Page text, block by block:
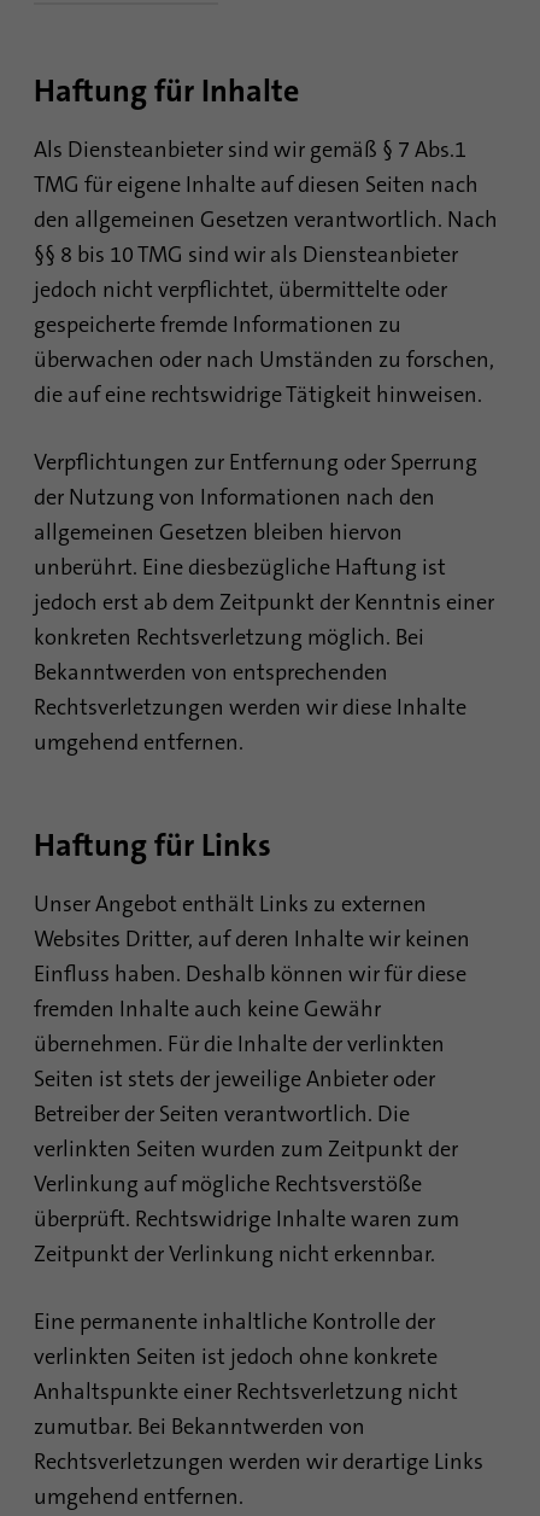
Haftung für Inhalte
Als Diensteanbieter sind wir gemäß § 7 Abs.1
TMG für eigene Inhalte auf diesen Seiten nach
den allgemeinen Gesetzen verantwortlich. Nach
§§ 8 bis 10 TMG sind wir als Diensteanbieter
jedoch nicht verpflichtet, übermittelte oder
gespeicherte fremde Informationen zu
überwachen oder nach Umständen zu forschen,
die auf eine rechtswidrige Tätigkeit hinweisen.
Verpflichtungen zur Entfernung oder Sperrung
der Nutzung von Informationen nach den
allgemeinen Gesetzen bleiben hiervon
unberührt. Eine diesbezügliche Haftung ist
jedoch erst ab dem Zeitpunkt der Kenntnis einer
konkreten Rechtsverletzung möglich. Bei
Bekanntwerden von entsprechenden
Rechtsverletzungen werden wir diese Inhalte
umgehend entfernen.
Haftung für Links
Unser Angebot enthält Links zu externen
Websites Dritter, auf deren Inhalte wir keinen
Einfluss haben. Deshalb können wir für diese
fremden Inhalte auch keine Gewähr
übernehmen. Für die Inhalte der verlinkten
Seiten ist stets der jeweilige Anbieter oder
Betreiber der Seiten verantwortlich. Die
verlinkten Seiten wurden zum Zeitpunkt der
Verlinkung auf mögliche Rechtsverstöße
überprüft. Rechtswidrige Inhalte waren zum
Zeitpunkt der Verlinkung nicht erkennbar.
Eine permanente inhaltliche Kontrolle der
verlinkten Seiten ist jedoch ohne konkrete
Anhaltspunkte einer Rechtsverletzung nicht
zumutbar. Bei Bekanntwerden von
Rechtsverletzungen werden wir derartige Links
umgehend entfernen.
missbräuchliche Verwendung der Plattform
Name lidc
Anbieter .linkedin.com
Laufzeit 24 Stunden
Zweck
Dieses Cookie sorgt für die die Auswahl des
Datenzentrums.
Name li_gc
Anbieter .linkedin.com
Laufzeit 6 Monate
Zweck
Mit diesem Cookie wird die Einwilligung
von Gästen zur Verwendung von nicht
zwingend erforderlichen Cookies
gespeichert
Anbieter .linkedin.com
Laufzeit 90 Tage
Zweck
Mit diesem Cookie werden
wahrscheinlichkeitstheoretische
Übereinstimmungen der Identität eines
Nutzers außerhalb der designierten Länder
Name bscookie
Anbieter .www.linkedin.com
Laufzeit 1 Jahr
Zweck
eingeloggter Nutzer mit der Zwei-Faktor-
Authentifizierung verifiziert wurde und sich
zuvor eingeloggt hat
Name AnalyticsSyncHistory